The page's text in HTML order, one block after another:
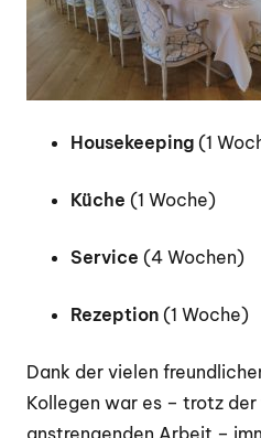
Housekeeping (1
Küche (1 Woche)
Service (4 Wochen)
Rezeption (1 Woche)
Dank der vielen
Kollegen war es – trotz